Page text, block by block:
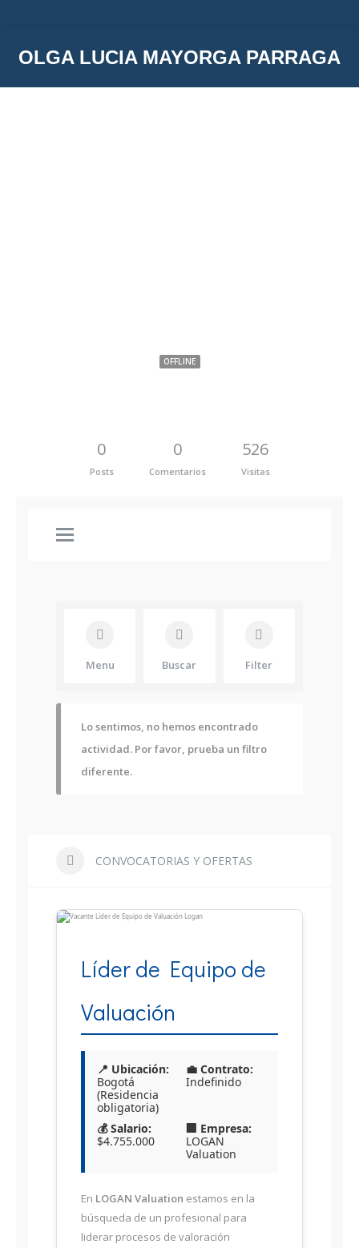
OLGA LUCIA MAYORGA PARRAGA
OFFLINE
0
Posts
0
Comentarios
526
Visitas
Menu Buscar Filter
Lo sentimos, no hemos encontrado
actividad. Por favor, prueba un filtro
diferente.
CONVOCATORIAS Y OFERTAS
Líder de Equipo de
Valuación
📍 Ubicación:
Bogotá
(Residencia
obligatoria)
💼 Contrato:
Indefinido
💰 Salario:
$4.755.000
🏢 Empresa:
LOGAN
Valuation
En LOGAN Valuation estamos en la
búsqueda de un profesional para
liderar procesos de valoración